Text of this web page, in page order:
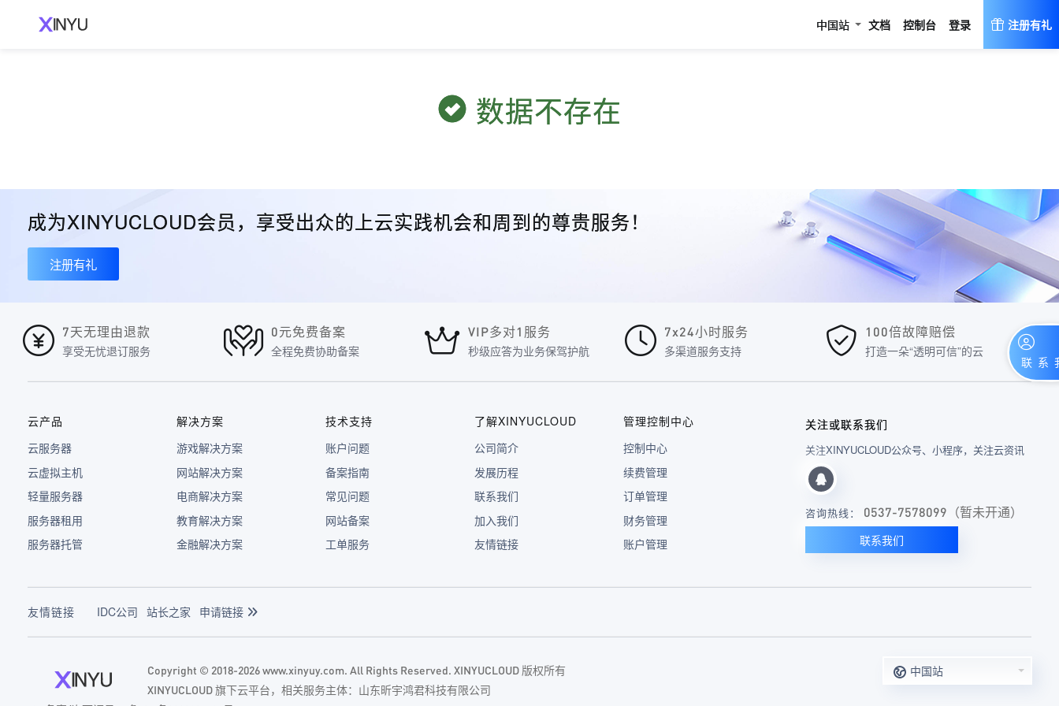
中国站 文档 控制台 登录 注册有礼
数据不存在
成为XINYUCLOUD会员，享受出众的上云实践机会和周到的尊贵服务！
注册有礼
7天无理由退款
享受无忧退订服务
0元免费备案
全程免费协助备案
VIP多对1服务
秒级应答为业务保驾护航
7x24小时服务
多渠道服务支持
100倍故障赔偿
打造一朵“透明可信”的云
云产品
云服务器
云虚拟主机
轻量服务器
服务器租用
服务器托管
解决方案
游戏解决方案
网站解决方案
电商解决方案
教育解决方案
金融解决方案
技术支持
账户问题
备案指南
常见问题
网站备案
工单服务
了解XINYUCLOUD
公司简介
发展历程
联系我们
加入我们
友情链接
管理控制中心
控制中心
续费管理
订单管理
财务管理
账户管理
关注或联系我们
关注XINYUCLOUD公众号、小程序，关注云资讯
咨询热线： 0537-7578099（暂未开通）
联系我们
友情链接 IDC公司 站长之家 申请链接
Copyright © 2018-2026 www.xinyuy.com. All Rights Reserved. XINYUCLOUD 版权所有
XINYUCLOUD 旗下云平台，相关服务主体：山东昕宇鸿君科技有限公司
中国站